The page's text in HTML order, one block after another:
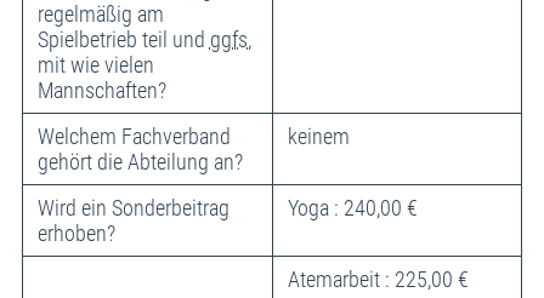
regelmäßig am
Spielbetrieb teil und ggfs.
mit wie vielen
Mannschaften?
Welchem Fachverband
gehört die Abteilung an?
keinem
Wird ein Sonderbeitrag
erhoben?
Yoga : 240,00 €
Atemarbeit : 225,00 €